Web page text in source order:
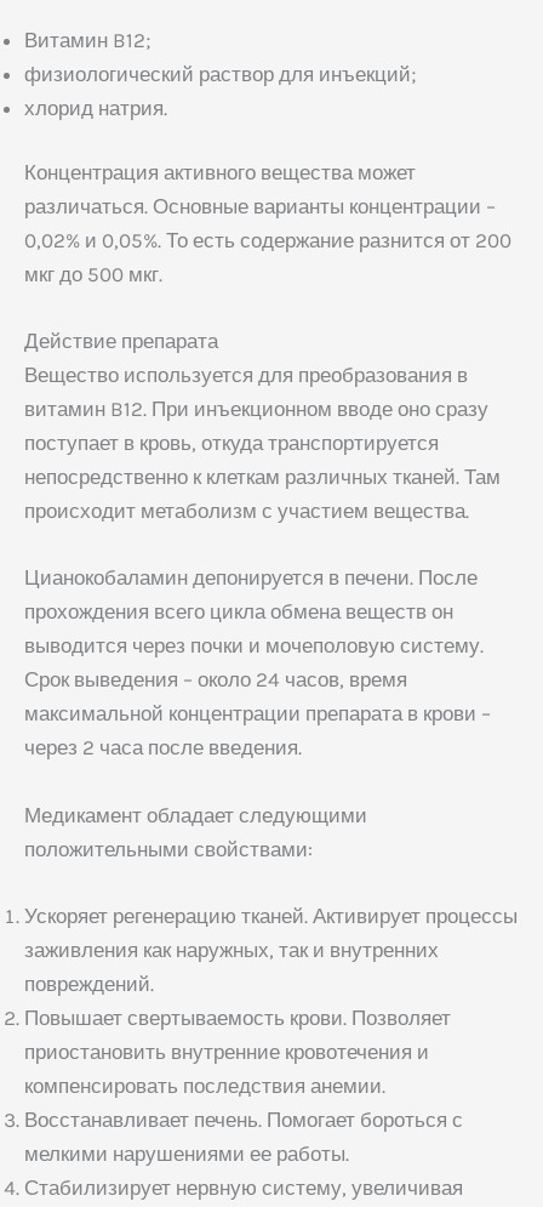
Витамин B12;
физиологический раствор для инъекций;
хлорид натрия.
Концентрация активного вещества может
различаться. Основные варианты концентрации –
0,02% и 0,05%. То есть содержание разнится от 200
мкг до 500 мкг.
Действие препарата
Вещество используется для преобразования в
витамин B12. При инъекционном вводе оно сразу
поступает в кровь, откуда транспортируется
непосредственно к клеткам различных тканей. Там
происходит метаболизм с участием вещества.
Цианокобаламин депонируется в печени. После
прохождения всего цикла обмена веществ он
выводится через почки и мочеполовую систему.
Срок выведения – около 24 часов, время
максимальной концентрации препарата в крови –
через 2 часа после введения.
Медикамент обладает следующими
положительными свойствами:
Ускоряет регенерацию тканей. Активирует процессы
заживления как наружных, так и внутренних
повреждений.
Повышает свертываемость крови. Позволяет
приостановить внутренние кровотечения и
компенсировать последствия анемии.
Восстанавливает печень. Помогает бороться с
мелкими нарушениями ее работы.
Стабилизирует нервную систему, увеличивая